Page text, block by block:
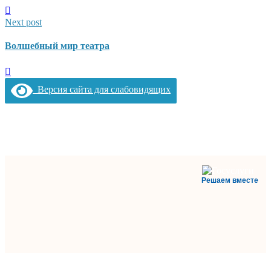
Next post
Волшебный мир театра
Версия сайта для слабовидящих
Решаем вместе